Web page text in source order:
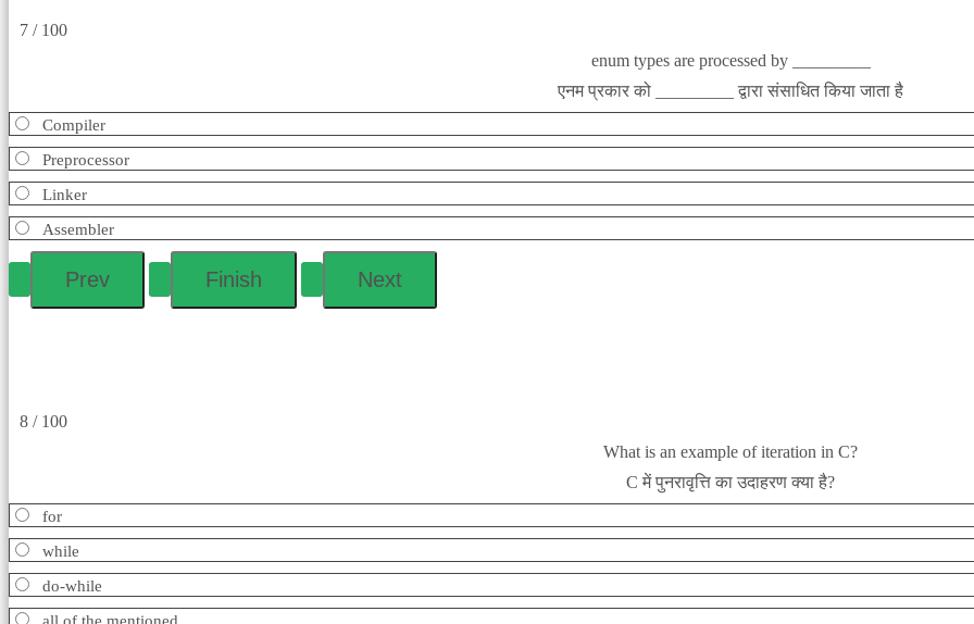
7 / 100
enum types are processed by _________
एनम प्रकार को _________ द्वारा संसाधित किया जाता है
Compiler
Preprocessor
Linker
Assembler
8 / 100
What is an example of iteration in C?
C में पुनरावृत्ति का उदाहरण क्या है?
for
while
do-while